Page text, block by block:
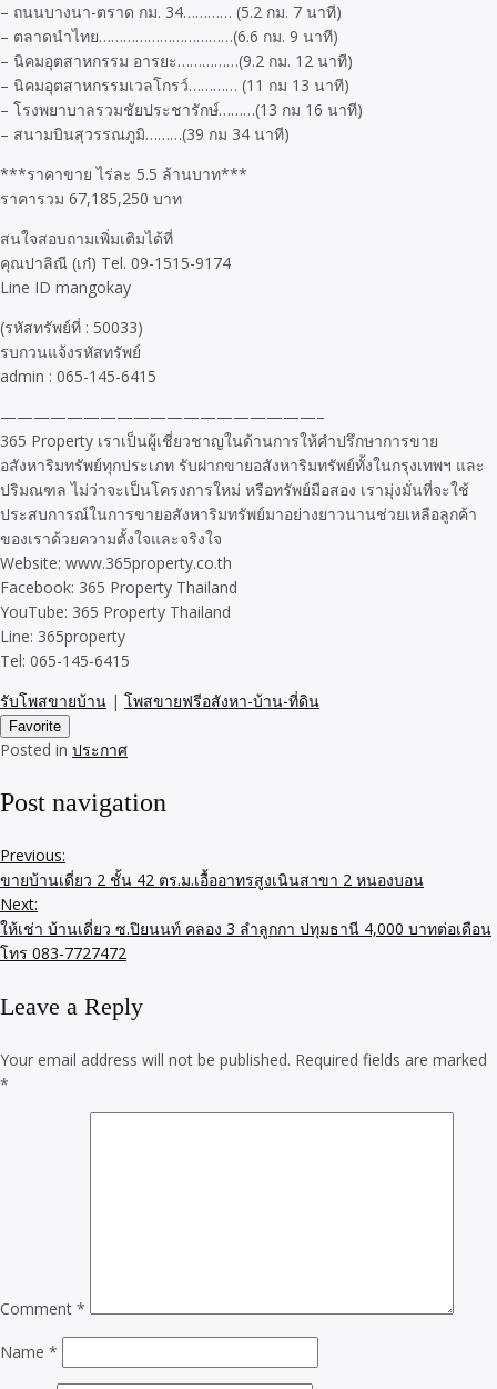
– ถนนบางนา-ตราด กม. 34………… (5.2 กม. 7 นาที)
– ตลาดนำไทย……………………………(6.6 กม. 9 นาที)
– นิคมอุตสาหกรรม อารยะ……………(9.2 กม. 12 นาที)
– นิคมอุตสาหกรรมเวลโกรว์………… (11 กม 13 นาที)
– โรงพยาบาลรวมชัยประชารักษ์………(13 กม 16 นาที)
– สนามบินสุวรรณภูมิ………(39 กม 34 นาที)
***ราคาขาย ไร่ละ 5.5 ล้านบาท***
ราคารวม 67,185,250 บาท
สนใจสอบถามเพิ่มเติมได้ที่
คุณปาลิณี (เก๋) Tel. 09-1515-9174
Line ID mangokay
(รหัสทรัพย์ที่ : 50033)
รบกวนแจ้งรหัสทรัพย์
admin : 065-145-6415
———————————————————–
365 Property เราเป็นผู้เชี่ยวชาญในด้านการให้คำปรึกษาการขาย
อสังหาริมทรัพย์ทุกประเภท รับฝากขายอสังหาริมทรัพย์ทั้งในกรุงเทพฯ และ
ปริมณฑล ไม่ว่าจะเป็นโครงการใหม่ หรือทรัพย์มือสอง เรามุ่งมั่นที่จะใช้
ประสบการณ์ในการขายอสังหาริมทรัพย์มาอย่างยาวนานช่วยเหลือลูกค้า
ของเราด้วยความตั้งใจและจริงใจ
Website: www.365property.co.th
Facebook: 365 Property Thailand
YouTube: 365 Property Thailand
Line: 365property
Tel: 065-145-6415
รับโพสขายบ้าน | โพสขายฟรีอสังหา-บ้าน-ที่ดิน
Favorite
Posted in ประกาศ
Post navigation
Previous:
ขายบ้านเดี่ยว 2 ชั้น 42 ตร.ม.เอื้ออาทรสูงเนินสาขา 2 หนองบอน
Next:
ให้เช่า บ้านเดี่ยว ซ.ปิยนนท์ คลอง 3 ลำลูกกา ปทุมธานี 4,000 บาทต่อเดือน
โทร 083-7727472
Leave a Reply
Your email address will not be published. Required fields are marked
*
Comment *
Name *